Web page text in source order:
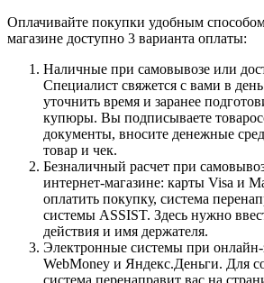
Оплачивайте покупки удобным
магазине доступно 3 варианта оплаты:
Наличные при самовывозе или
Специалист свяжется с вами в
уточнить время и заранее
купюры. Вы подписываете
документы, вносите денежные
товар и чек.
Безналичный расчет при
интернет-магазине: карты Visa и
оплатить покупку, система
системы ASSIST. Здесь нужно
действия и имя держателя.
Электронные системы при онлайн-
WebMoney и Яндекс.Деньги. Для
система перенаправит вас на